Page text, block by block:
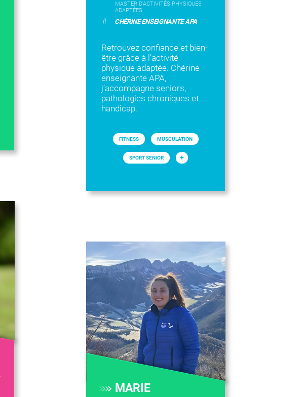
MASTER D'ACTIVITÉS PHYSIQUES
ADAPTÉES
# CHÉRINE ENSEIGNANTE APA
Retrouvez confiance et bien-
être grâce à l’activité
physique adaptée. Chérine
enseignante APA,
j’accompagne seniors,
pathologies chroniques et
handicap.
FITNESS MUSCULATION
SPORT SENIOR +
MARIE